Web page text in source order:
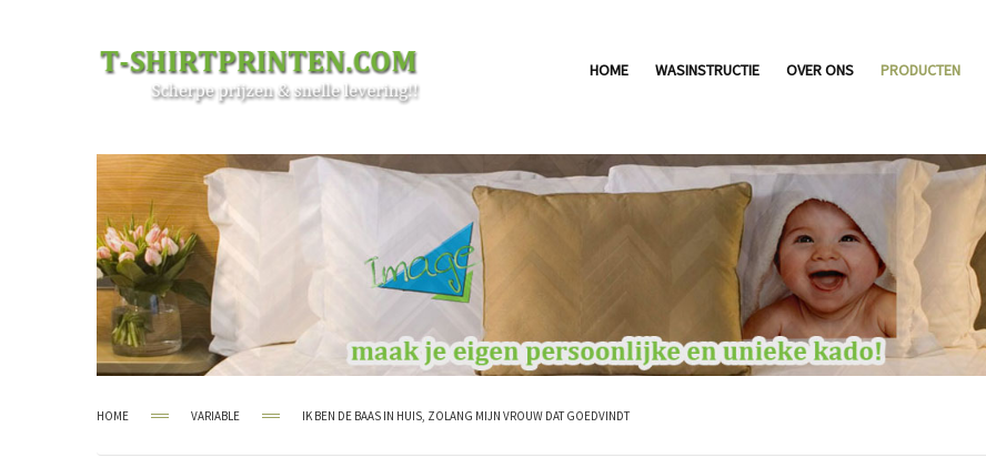
HOME WASINSTRUCTIE OVER ONS PRODUCTEN
HOME VARIABLE IK BEN DE BAAS IN HUIS, ZOLANG MIJN VROUW DAT GOEDVINDT